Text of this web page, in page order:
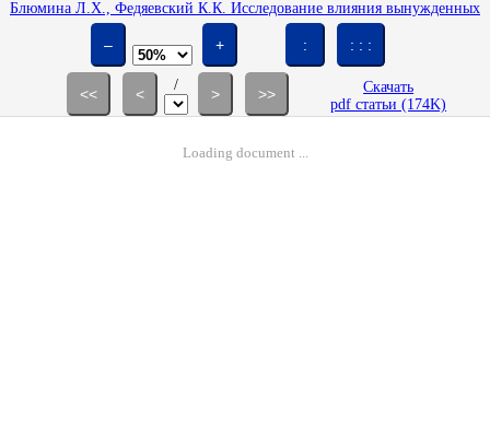
Блюмина Л.X., Федяевский К.К. Исследование влияния вынужденных
колебаний цилиндра в воздушном потоке на механизм срыва вихрей //
Изв. АН СССР. МЖГ. 1969. № 1. С. 118-119.
– + : : : :
<< <
/
> >>
Скачать
pdf статьи (174K)
Loading document ...